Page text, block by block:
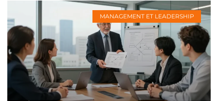
MANAGEMENT ET LEADERSHIP